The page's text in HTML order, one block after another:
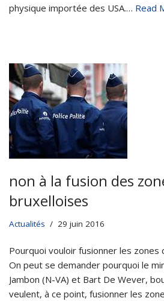
physique importée des USA.… Read
non à la fusion des
bruxelloises
Actualités 29 juin 2016
Pourquoi vouloir fusionner les zones
On peut se demander pourquoi le
Jambon (N-VA) et Bart De Wever,
veulent, à ce point, fusionner les